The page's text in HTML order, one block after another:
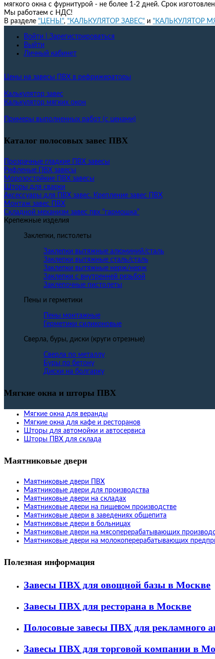
мягкого окна с фурнитурой - не более 1-2 дней. Срок
Мы работаем с НДС!
В разделе "ЦЕНЫ", "КАЛЬКУЛЯТОР ЗАВЕС" и "КАЛЬКУЛЯТОР
Войти | Зарегистрироваться
Выйти
Личный кабинет
Цены на завесы ПВХ в рефрижераторы
Калькулятор завес
Калькулятор мягких окон
Примеры выполненных работ (с ценами)
Каталог полосовых завес ПВХ
Прозрачные гладкие ПВХ завесы
Рифленые ПВХ завесы
Морозостойкие ПВХ завесы
Шторы для сварки
Аксессуары для ПВХ завес. Крепление завес ПВХ
Монтаж завес ПВХ
Складной механизм завес пвх “гармошка”
Крепежные изделия
Заклепки, пистолеты
Заклепки вытяжные алюминий/сталь
Заклепки вытяжные сталь/сталь
Заклепки вытяжные нерж/нерж
Заклепки с внутренней резьбой
Заклепочные пистолеты
Пены и герметики
Пены монтажные
Герметики силиконовые
Сверла, буры, диски (круги отрезные)
Сверла по металлу
Буры по бетону
Диски на болгарку
Мягкие окна и шторы ПВХ
Мягкие окна для веранды
Мягкие окна для кафе и ресторанов
Шторы для автомойки и автосервиса
Шторы ПВХ для склада
Маятниковые двери
Маятниковые двери ПВХ
Маятниковые двери для производства
Маятниковые двери на складах
Маятниковые двери на пищевом производстве
Маятниковые двери в заведениях общепита
Маятниковые двери в больницах
Маятниковые двери на мясоперерабатывающих
Маятниковые двери на молокоперерабатывающих
Полезная информация
Завесы ПВХ для овощной базы в Москве
Завесы ПВХ для ресторана в Москве
Полосовые завесы ПВХ для рекламного
Завесы ПВХ для торговой компании в